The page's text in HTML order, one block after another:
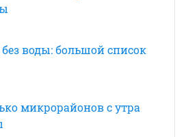
без воды: большой список
микрорайонов с утра